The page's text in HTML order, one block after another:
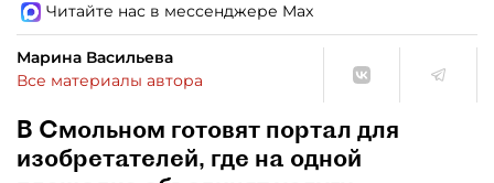
Читайте нас в мессенджере Max
Марина Васильева
Все материалы автора
В Смольном готовят портал для
изобретателей, где на одной